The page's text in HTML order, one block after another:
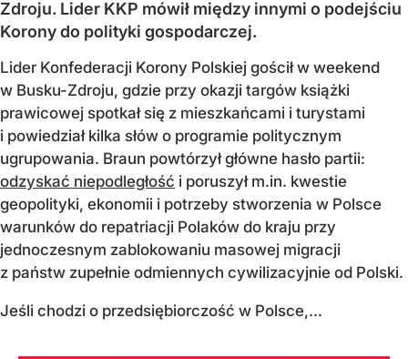
Zdroju. Lider KKP mówił między innymi o podejściu
Korony do polityki gospodarczej.
Lider Konfederacji Korony Polskiej gościł w weekend
w Busku-Zdroju, gdzie przy okazji targów książki
prawicowej spotkał się z mieszkańcami i turystami
i powiedział kilka słów o programie politycznym
ugrupowania. Braun powtórzył główne hasło partii:
odzyskać niepodległość i poruszył m.in. kwestie
geopolityki, ekonomii i potrzeby stworzenia w Polsce
warunków do repatriacji Polaków do kraju przy
jednoczesnym zablokowaniu masowej migracji
z państw zupełnie odmiennych cywilizacyjnie od Polski.
Jeśli chodzi o przedsiębiorczość w Polsce,...